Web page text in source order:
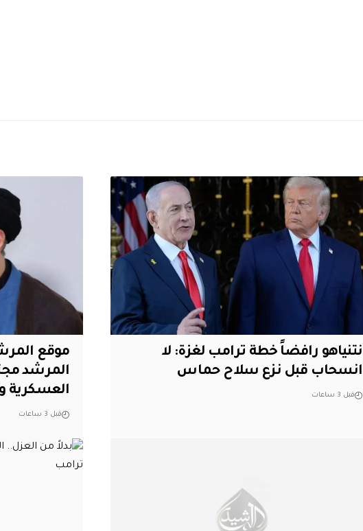
نتنياهو رافضاً خطة ترامب لغزة: لا
انسحاب قبل نزع سلاح حماس
قبل 3 ساعات
موقع
المرشد
العسكرية
قبل 3 ساعات